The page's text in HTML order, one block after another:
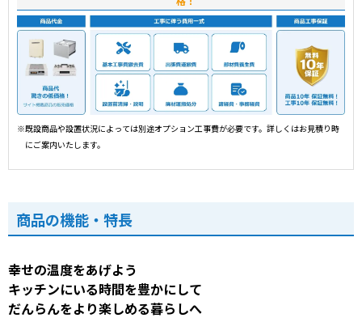
※既設商品や設置状況によっては別途オプション工事費が必要です。詳しくはお見積り時
にご案内いたします。
商品の機能・特長
幸せの温度をあげよう
キッチンにいる時間を豊かにして
だんらんをより楽しめる暮らしへ